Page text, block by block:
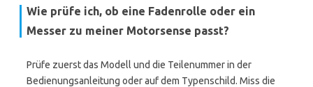
Wie prüfe ich, ob eine Fadenrolle oder ein
Messer zu meiner Motorsense passt?
Prüfe zuerst das Modell und die Teilenummer in der
Bedienungsanleitung oder auf dem Typenschild. Miss die